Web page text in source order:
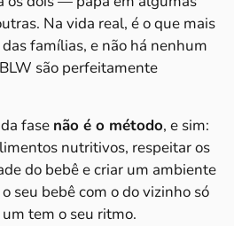
Na vida real, é o que mais
famílias, e não há nenhum
são perfeitamente
fase não é o método, e sim:
nutritivos, respeitar os
do bebê e criar um ambiente
seu bebê com o do vizinho só
tem o seu ritmo.